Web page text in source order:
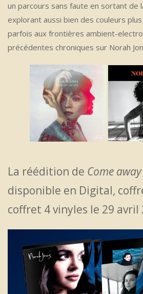
un parcours sans faute en sortant de
explorant aussi bien des couleurs
parfois aux frontières ambient-
précédentes chroniques sur Norah
La réédition de Come
disponible en Digital,
coffret 4 vinyles le 29 avril